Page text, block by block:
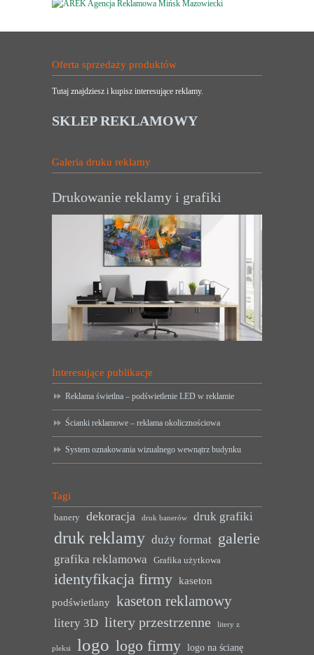
Oferta sprzedaży produktów
Tutaj znajdziesz i kupisz interesujące reklamy.
SKLEP REKLAMOWY
Galeria druku reklamy
Drukowanie reklamy i grafiki
Interesujące publikacje
Reklama świetlna – podświetlenie LED w reklamie
Ścianki reklamowe – reklama okolicznościowa
System oznakowania wizualnego wewnątrz budynku
Tagi
banery dekoracja druk banerów druk grafiki
druk reklamy duży format galerie
grafika reklamowa Grafika użytkowa
identyfikacja firmy kaseton
podświetlany kaseton reklamowy
litery 3D litery przestrzenne litery z
pleksi logo logo firmy logo na ścianę